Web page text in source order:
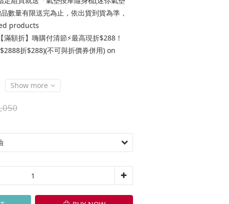
數量有限送完為止，依出貨到貨為準，
products
滿額折】嗨購付清節⚡最高現折$288！
折$288)(不可與折價券併用) on
Show more